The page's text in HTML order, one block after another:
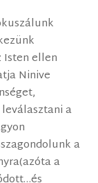
Isten ellen
Ninive
a
a
a